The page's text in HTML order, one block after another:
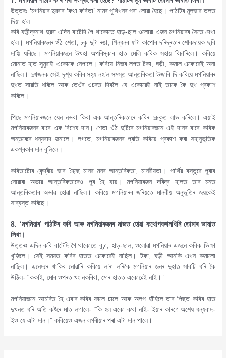
উত্তৰঃ ‘মগনিয়াৰ দুৱৰাৰ ‘কথা কবিতা’ নামৰ পুথিখনৰ পৰা লোৱা হৈছে। পাঠটিৰ মূলভাৱ তলত
দিয়া হ’ল—
কবি যতীন্দ্ৰনাথ দুৱৰা এদিন বাটেদি গৈ থাকোতে হাড়-ছাল ওলোৱা এজন মগনিয়াৰৰ সৈতে দেখা
হ’ল। মগনিয়াৰজনৰ ওঁঠ শেতা, চকু দুটা ৰঙা, পিন্ধনৰ ফটা কাপোৰ দৰিদ্ৰতাৰ শোকদায়ক ছবি
দাঙি ধৰিছে। মগনিয়াৰজনে উখহা অপৰিস্কাৰ হাত মেলি কবিক সহায় বিচাৰিলে। কবিয়ে
মোনাত হাত সুমুৱাই একোকে নেপালে। কবিয়ে নিজৰ লগত টকা, ঘড়ী, ৰুমাল একোৱেই অনা
নাছিল। দুখজনক সেই দৃশ্য কবিৰ সহ্য নহ’ল সমস্ত আন্তৰিকতা উজাৰি দি কবিয়ে মগনিয়াৰৰ
দুখত সাৱতি ধৰিলে আৰু তেওঁৰ ওচৰত দিবলৈ যে একোৱেই নাই তাকে কৈ দুখ প্ৰকাশ
কৰিলে।
পিছে মগনিয়াৰজনে যেন নভবা কিবা এক আন্তৰিকতাৰে কবিৰ দুচকুত লাভ কৰিলে। এয়াই
মগনিয়াৰজনৰ বাবে এক বিশেষ দান। শেতা ওঁঠ দুটিৰে মগনিয়াৰজনে এই দানৰ বাবে কবিক
অন্তৰেৰে ধন্যবাদ জনালে। লগতে, মগনিয়াৰজনৰ প্ৰতি কবিয়ে প্ৰকাশ কৰা সহানুভূতিক
একপ্ৰকাৰ দান বুলিলে।
কবিতাটোৰ কেন্দ্ৰীয় ভাব হৈছে মানৱ মনৰ আন্তৰিকতা, মানৱীয়তা। পাৰ্থিৱ বস্তুৱে পূৰাব
নোৱাৰা অভাৱ আন্তৰিকতাৰেও পূৰ হৈ যায়। মগনিয়াৰজন দৰিদ্ৰ হালত তাৰ মনত
আন্তৰিকতাৰ অভাৱ হোৱা নাছিল। কবিয়ে মগনিয়াৰৰ জৰিয়তে মানবীয় অনুভূতিৰ জয়কেই
সাব্যস্ত কৰিছে।
8. ‘মগনিয়াৰ’ পাঠটিৰ কবি আৰু মগনিয়াৰজনৰ মাজত হোৱা কথোপকথনখিনি তোমাৰ ভাষাত
লিখা।
উত্তৰঃ এদিন কবি বাটেদি গৈ থাকোতে বুঢ়া, হাড়-ছাল, ওলোৱা মগনিয়াৰ এজনে কবিক ভিক্ষা
খুজিলে। সেই সময়ত কবিৰ হাতত একোৱেই নাছিল। টকা, ঘড়ী আনকি এখন ৰুমালো
নাছিল। এনেদৰে থাকিব নোৱাৰি কবিয়ে ল’ৰা লৰিকৈ মগনিয়াৰ জনৰ দুহাত সাবটি ধৰি কৈ
উঠিল- “ককাই, মোৰ ওপৰত খং নকৰিবা, মোৰ হাতত একোৱেই নাই।”
মগনিয়াজনে আচৰিত হৈ এবাৰ কবিৰ ফালে চালে আৰু অলপ হাঁহিলে তাৰ পিছত কবিৰ হাত
দুখনত ধৰি অতি কষ্টৰে মাত লগালে- “কি হল একো কথা নাই- ইয়াৰ কাৰণে অশেষ ধন্যবাদ-
ইও যে এটা দান।” কবিয়েও এজন লগৰীয়াৰ পৰা এটা দান পালে।